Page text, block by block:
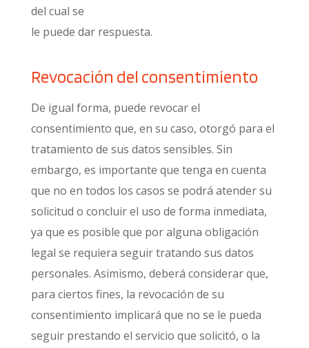
del cual se
le puede dar respuesta.
Revocación del consentimiento
De igual forma, puede revocar el
consentimiento que, en su caso, otorgó para el
tratamiento de sus datos sensibles. Sin
embargo, es importante que tenga en cuenta
que no en todos los casos se podrá atender su
solicitud o concluir el uso de forma inmediata,
ya que es posible que por alguna obligación
legal se requiera seguir tratando sus datos
personales. Asimismo, deberá considerar que,
para ciertos fines, la revocación de su
consentimiento implicará que no se le pueda
seguir prestando el servicio que solicitó, o la